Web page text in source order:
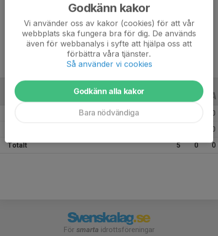
Ålder
11 år
ALLA SERIER ALLA ÅR
0
0
Totalt 5 0 0
För smarta idrottsföreningar
Godkänn kakor
Vi använder oss av kakor (cookies) för att vår
webbplats ska fungera bra för dig. De används
även för webbanalys i syfte att hjälpa oss att
förbättra våra tjänster.
Så använder vi cookies
Godkänn alla kakor
Bara nödvändiga